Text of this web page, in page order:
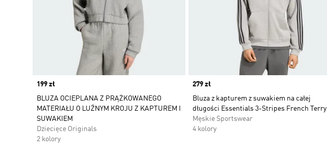
Price
199 zł
BLUZA OCIEPLANA Z PRĄŻKOWANEGO
MATERIAŁU O LUŹNYM KROJU Z KAPTUREM I
SUWAKIEM
Dziecięce Originals
2 kolory
Price
279 zł
Bluza z kapturem z suwakiem na całej
długości Essentials 3-Stripes French Terry
Męskie Sportswear
4 kolory